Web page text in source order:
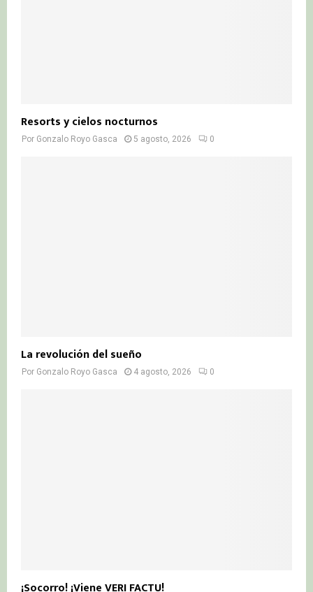
Resorts y cielos nocturnos
Por Gonzalo Royo Gasca 5 agosto, 2026 0
La revolución del sueño
Por Gonzalo Royo Gasca 4 agosto, 2026 0
¡Socorro! ¡Viene VERI FACTU!